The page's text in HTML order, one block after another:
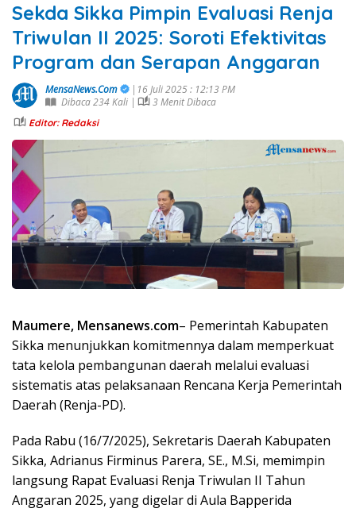
Sekda Sikka Pimpin Evaluasi Renja
Triwulan II 2025: Soroti Efektivitas
Program dan Serapan Anggaran
MensaNews.Com
|16 Juli 2025 : 12:13 PM
Dibaca 234 Kali |
3 Menit Dibaca
Editor: Redaksi
Maumere, Mensanews.com– Pemerintah Kabupaten
Sikka menunjukkan komitmennya dalam memperkuat
tata kelola pembangunan daerah melalui evaluasi
sistematis atas pelaksanaan Rencana Kerja Pemerintah
Daerah (Renja-PD).
Pada Rabu (16/7/2025), Sekretaris Daerah Kabupaten
Sikka, Adrianus Firminus Parera, SE., M.Si, memimpin
langsung Rapat Evaluasi Renja Triwulan II Tahun
Anggaran 2025, yang digelar di Aula Bapperida